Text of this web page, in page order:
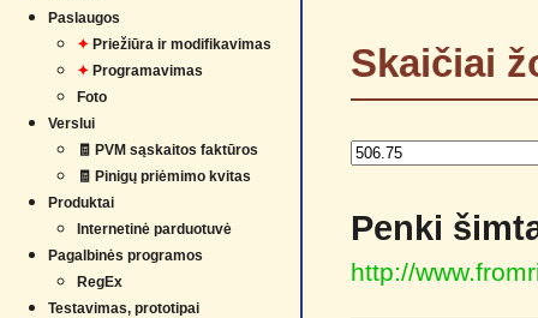
Paslaugos
✦ Priežiūra ir modifikavimas
✦ Programavimas
Foto
Verslui
🧾 PVM sąskaitos faktūros
🧾 Pinigų priėmimo kvitas
Produktai
Internetinė parduotuvė
Pagalbinės programos
RegEx
Testavimas, prototipai
Skaičiai
Penki
http://